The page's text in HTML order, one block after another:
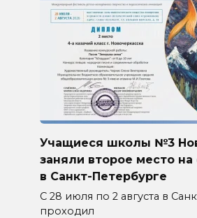
Учащиеся школы №3
заняли второе место
в Санкт-Петербурге
С 28 июля по 2 августа в
проходил